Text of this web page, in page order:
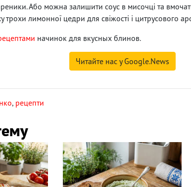
Або можна залишити соус в мисочці та
трохи лимонної цедри для свіжості і цитрусового
начинок для вкусных блинов.
Читайте нас у Google.News
, рецепти